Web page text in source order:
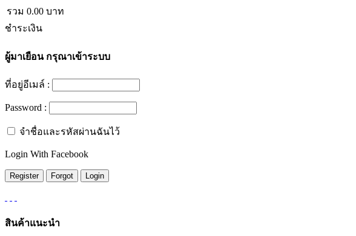
รวม 0.00 บาท
ชำระเงิน
ผู้มาเยือนกรุณาเข้าระบบ
ที่อยู่อีเมล์ :
Password :
จำชื่อและรหัสผ่านฉันไว้
Login With Facebook
สินค้าแนะนำ